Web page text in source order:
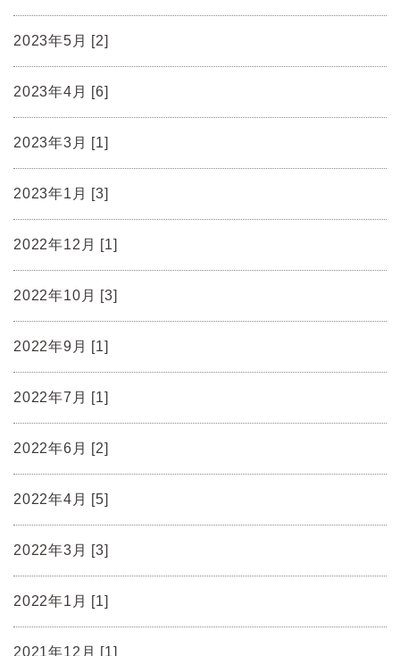
2023年5月 [2]
2023年4月 [6]
2023年3月 [1]
2023年1月 [3]
2022年12月 [1]
2022年10月 [3]
2022年9月 [1]
2022年7月 [1]
2022年6月 [2]
2022年4月 [5]
2022年3月 [3]
2022年1月 [1]
2021年12月 [1]